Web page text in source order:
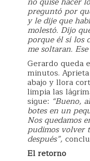
preguntó por
y le dije que
molestó. Dijo
porque él sí los
me soltaran.
Gerardo queda
minutos.
abajo y llora
limpia las
sigue: “Bueno,
botes en un
Nos quedamos
pudimos volver
después”,
El retorno